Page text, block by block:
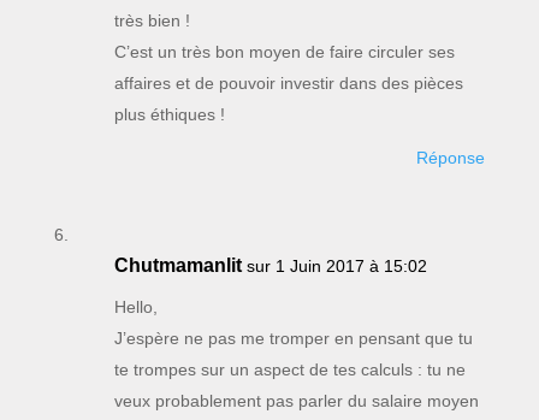
très bien !
C’est un très bon moyen de faire circuler ses
affaires et de pouvoir investir dans des pièces
plus éthiques !
Réponse
Chutmamanlit sur 1 Juin 2017 à 15:02
Hello,
J’espère ne pas me tromper en pensant que tu
te trompes sur un aspect de tes calculs : tu ne
veux probablement pas parler du salaire moyen